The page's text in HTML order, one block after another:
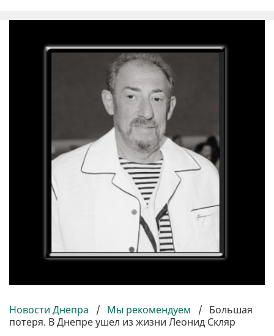
Новости Днепра / Мы рекомендуем / Большая
потеря. В Днепре ушел из жизни Леонид Скляр